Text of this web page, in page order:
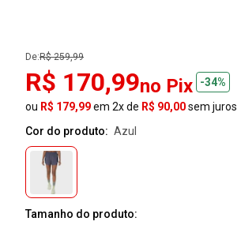
De:R$ 259,99
R$ 170,99no Pix
-34%
ou R$ 179,99em 2x de R$ 90,00sem juros
Cor do produto:
azul
Tamanho do produto: